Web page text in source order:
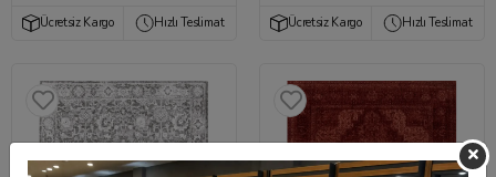
Ücretsiz Kargo Hızlı Teslimat Ücretsiz Kargo Hızlı Teslimat